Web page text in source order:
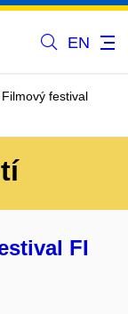
EN
festival
FI